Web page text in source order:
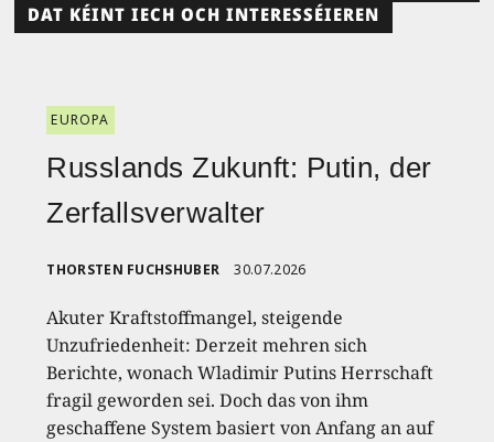
DAT KÉINT IECH OCH INTERESSÉIEREN
EUROPA
Russlands Zukunft: Putin, der
Zerfallsverwalter
THORSTEN FUCHSHUBER 30.07.2026
Akuter Kraftstoffmangel, steigende
Unzufriedenheit: Derzeit mehren sich
Berichte, wonach Wladimir Putins Herrschaft
fragil geworden sei. Doch das von ihm
geschaffene System basiert von Anfang an auf